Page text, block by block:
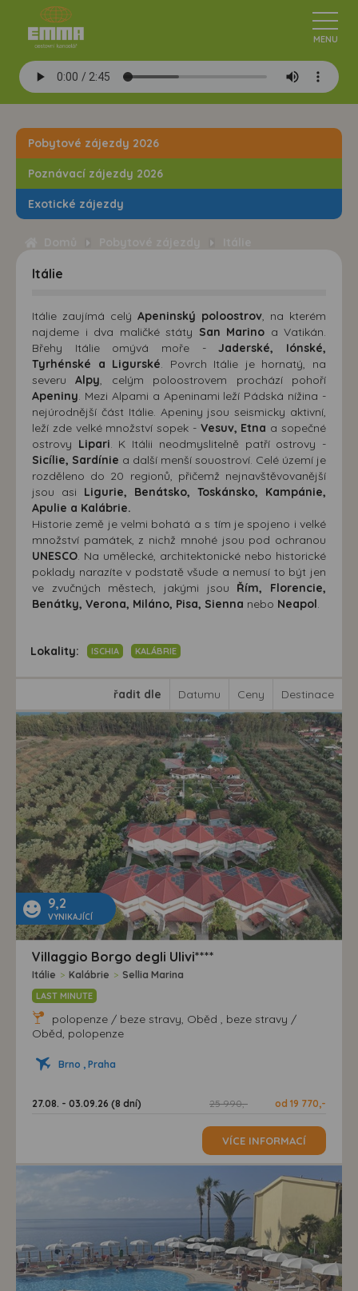
Pobytové zájezdy 2026
Poznávací zájezdy 2026
Exotické zájezdy
Itálie
Itálie zaujímá celý Apeninský poloostrov, na kterém
najdeme i dva maličké státy San Marino a Vatikán.
Břehy Itálie omývá moře -Jaderské, Iónské,
Tyrhénské a Ligurské. Povrch Itálie je hornatý, na
severuAlpy, celým poloostrovem prochází pohoří
Apeniny. Mezi Alpami a Apeninami leží Pádská nížina -
nejúrodnější část Itálie. Apeniny jsou seismicky aktivní,
leží zde velké množství sopek - Vesuv, Etna a sopečné
ostrovy Lipari. K Itálii neodmyslitelně patří ostrovy -
Sicílie, Sardínie a další menší souostroví. Celé území je
rozděleno do 20 regionů, přičemž nejnavštěvovanější
jsou asi Ligurie, Benátsko, Toskánsko, Kampánie,
Apulie a Kalábrie.
Historie země je velmi bohatá a s tím je spojeno i velké
množství památek, z nichž mnohé jsou pod ochranou
UNESCO. Na umělecké, architektonické nebo historické
poklady narazíte v podstatě všude a nemusí to být jen
ve zvučných městech, jakými jsou Řím, Florencie,
Benátky, Verona, Miláno, Pisa, Sienna nebo Neapol.
Lokality: ISCHIA KALÁBRIE
řadit dle Datumu Ceny Destinace
9,2
VYNIKAJÍCÍ
Villaggio Borgo degli Ulivi****
Itálie > Kalábrie > Sellia Marina
LAST MINUTE
polopenze / beze stravy, Oběd , beze stravy /
Oběd, polopenze
Brno , Praha
27.08. - 03.09.26 (8 dní) 25 990,- od 19 770,-
VÍCE INFORMACÍ